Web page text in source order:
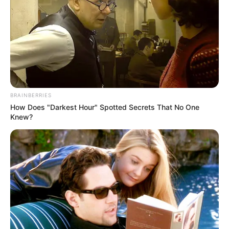
Lea También:Otra baja en el PSG: Neymar no jugará
BRAINBERRIES
How Does "Darkest Hour" Spotted Secrets That No One
Knew?